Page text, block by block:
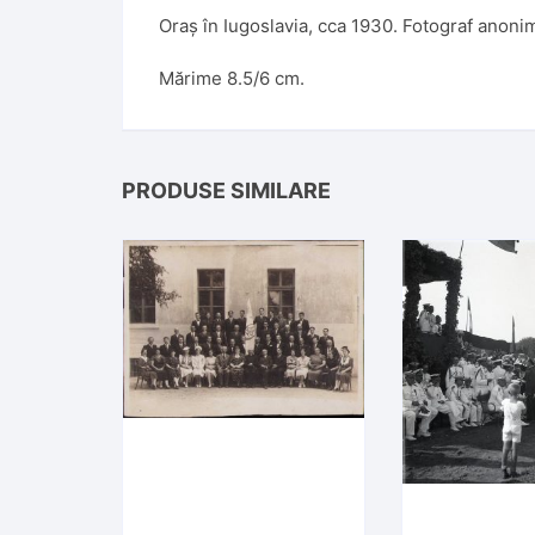
Oraș în Iugoslavia, cca 1930. Fotograf
Mărime 8.5/6 cm.
PRODUSE SIMILARE